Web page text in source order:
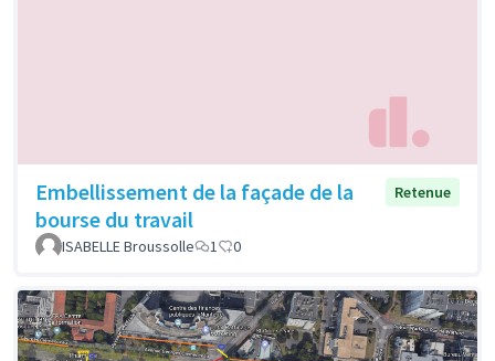
Embellissement de la façade de la
bourse du travail
Retenue
ISABELLE Broussolle 1 0